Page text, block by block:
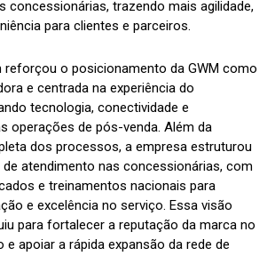
concessionárias, trazendo mais agilidade,
para clientes e parceiros.
reforçou o posicionamento da GWM como
e centrada na experiência do
tecnologia, conectividade e
operações de pós-venda. Além da
dos processos, a empresa estruturou
atendimento nas concessionárias, com
e treinamentos nacionais para
e excelência no serviço. Essa visão
para fortalecer a reputação da marca no
e apoiar a rápida expansão da rede de